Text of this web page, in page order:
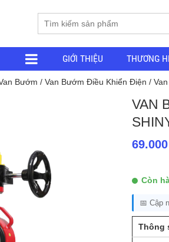
GIỚI THIỆU THƯƠNG
Bướm / Van Bướm Điều Khiển Điện /
VAN
69.000
Còn
📅 Cập
Thông